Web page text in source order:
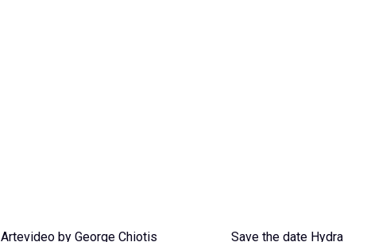
Artevideo by George Chiotis Save the date Hydra